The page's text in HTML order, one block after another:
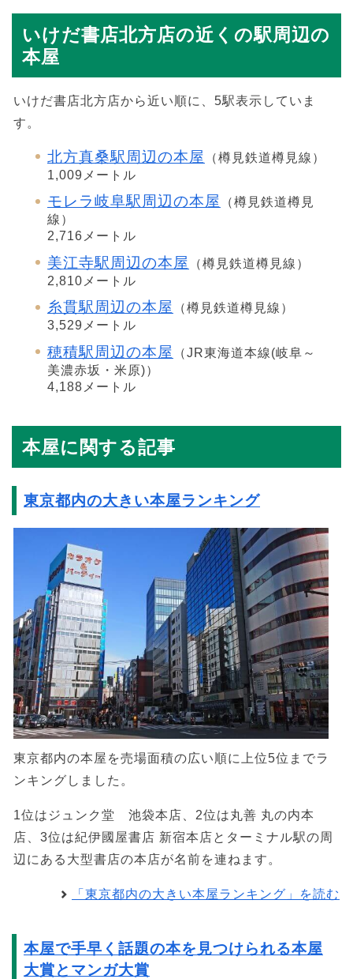
いけだ書店北方店の近くの駅周辺の
本屋
いけだ書店北方店から近い順に、5駅表示していま
す。
北方真桑駅周辺の本屋
（樽見鉄道樽見線）
1,009メートル
モレラ岐阜駅周辺の本屋
（樽見鉄道樽見
線）
2,716メートル
美江寺駅周辺の本屋
（樽見鉄道樽見線）
2,810メートル
糸貫駅周辺の本屋
（樽見鉄道樽見線）
3,529メートル
穂積駅周辺の本屋
（JR東海道本線(岐阜～
美濃赤坂・米原)）
4,188メートル
本屋に関する記事
東京都内の大きい本屋ランキング
東京都内の本屋を売場面積の広い順に上位5位までラ
ンキングしました。
1位はジュンク堂 池袋本店、2位は丸善 丸の内本
店、3位は紀伊國屋書店 新宿本店とターミナル駅の周
辺にある大型書店の本店が名前を連ねます。
「東京都内の大きい本屋ランキング」を読む
本屋で手早く話題の本を見つけられる本屋
大賞とマンガ大賞